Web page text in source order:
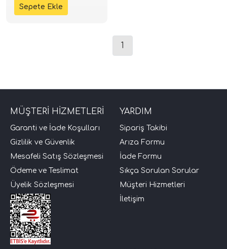
Modelleri
Setleri)
1
MÜŞTERİ HİZMETLERİ
Garanti ve İade Koşulları
Gizlilik ve Güvenlik
Mesafeli Satış Sözleşmesi
Ödeme ve Teslimat
Üyelik Sözleşmesi
YARDIM
Sipariş Takibi
Arıza Formu
İade Formu
Sıkça Sorulan Sorular
Müşteri Hizmetleri
İletişim